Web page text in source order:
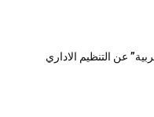
عن التنظيم الاداري